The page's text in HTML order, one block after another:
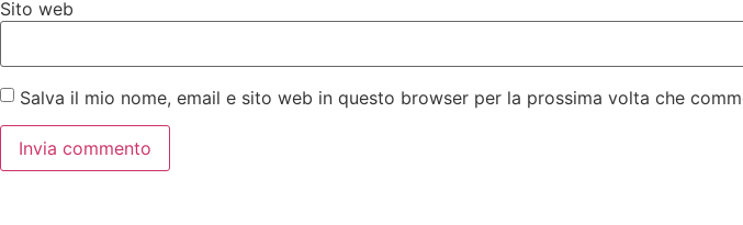
Sito web
Salva il mio nome, email e sito web in questo browser per la prossima volta che